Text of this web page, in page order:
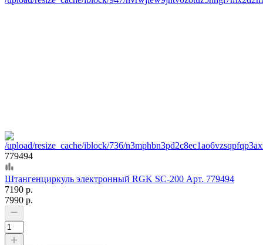
779494
Штангенциркуль электронный RGK SC-200 Арт. 779494
7190 р.
7990 р.